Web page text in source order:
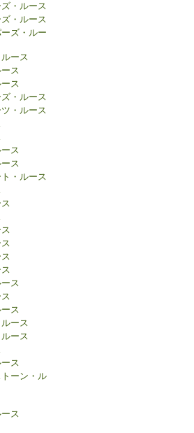
・ルース
・ルース
ズ・ルー
ース
ス
ス
・ルース
・ルース
ス
ス
・ルース
ス
ス
ース
ース
ス
ーン・ル
ス